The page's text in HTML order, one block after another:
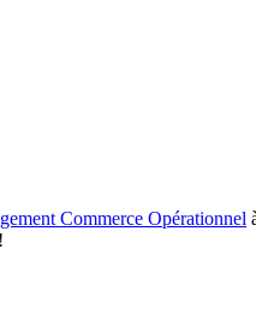
Commerce Opérationnel